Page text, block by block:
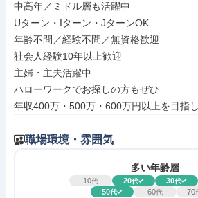
中高年／ミドル層も活躍中
Uターン・Iターン・JターンOK
年齢不問／経験不問／無資格歓迎
社会人経験10年以上歓迎
主婦・主夫活躍中
ハローワークでお探しの方もぜひ
年収400万・500万・600万円以上を目指
職場環境・雰囲気
多い年齢層
10代 20代 30代
50代 60代 70